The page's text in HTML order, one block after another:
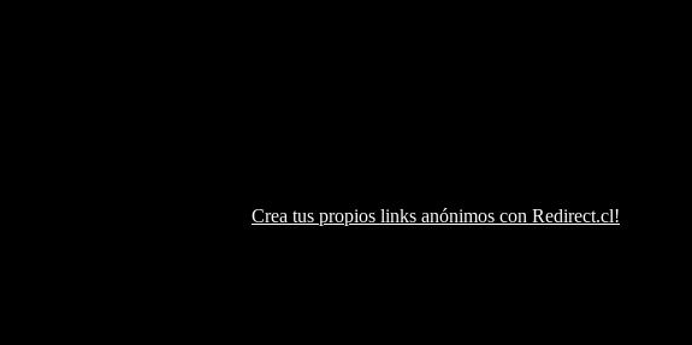
Crea tus propios links anónimos con Redirect.cl!